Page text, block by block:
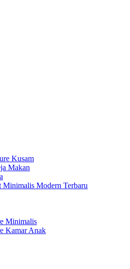
Kusam
Makan
Minimalis Modern Terbaru
Minimalis
Kamar Anak